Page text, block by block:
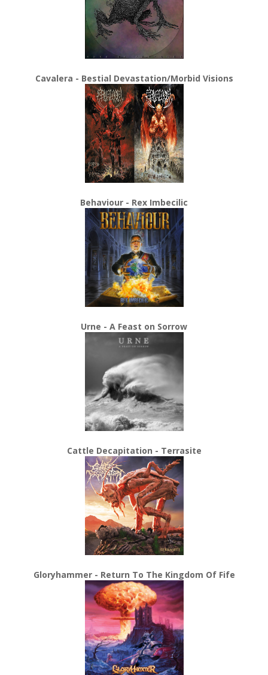
Cavalera - Bestial Devastation/Morbid Visions
Behaviour - Rex Imbecilic
Urne - A Feast on Sorrow
Cattle Decapitation - Terrasite
Gloryhammer - Return To The Kingdom Of Fife